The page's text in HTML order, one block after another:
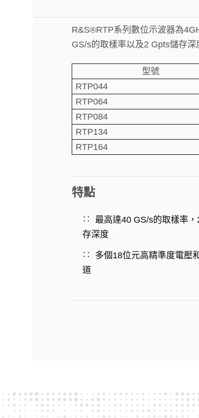
R&S®RTP系列數位示波器為
GS/s的取樣率以及2 Gpts儲存深
型號
RTP044
RTP064
RTP084
RTP134
RTP164
特點
最高達40 GS/s的取樣率
存深度
多個18位元高精準度電壓
道